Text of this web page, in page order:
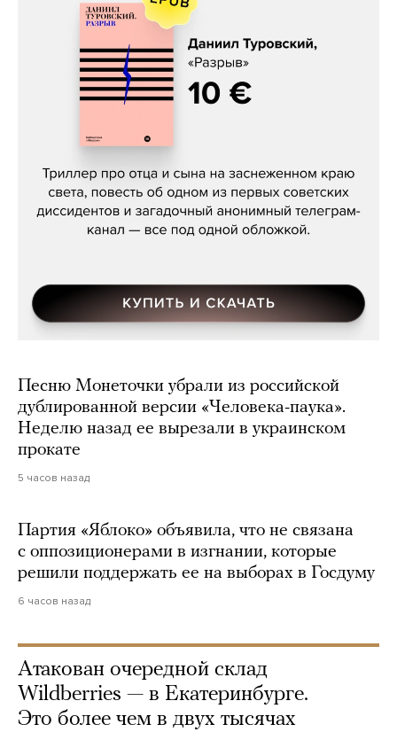
Даниил Туровский, «Разрыв»
Песню Монеточки убрали из российской
дублированной версии «Человека-паука».
Неделю назад ее вырезали в украинском
прокате
5 часов назад
Партия «Яблоко» объявила, что не связана
с оппозиционерами в изгнании, которые
решили поддержать ее на выборах в Госдуму
6 часов назад
Атакован очередной склад
Wildberries — в Екатеринбурге.
Это более чем в двух тысячах